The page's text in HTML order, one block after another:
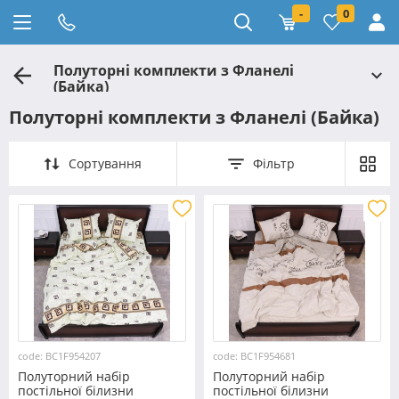
- 0
Полуторні комплекти з Фланелі
(Байка)
Полуторні комплекти з Фланелі (Байка)
Сортування Фільтр
code: BC1F954207
Полуторний набір
постільної білизни
code: BC1F954681
Полуторний набір
постільної білизни